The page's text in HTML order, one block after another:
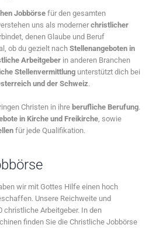
Jobbörse für den gesamten
uns als modernerchristlicher
denen Glaube und Beruf
ob du gezielt nach Stellenangeboten in
Arbeitgeber in anderen Branchen
Stellenvermittlung unterstützt dich bei
und der Schweiz.
Christen in ihre berufliche Berufung.
in Kirche und Freikirche , sowie
für jede Qualifikation.
wir mit Gottes Hilfe einen hoch
Unsere Reichweite und
christliche Arbeitgeber. In den
finden Sie die Christliche Jobbörse